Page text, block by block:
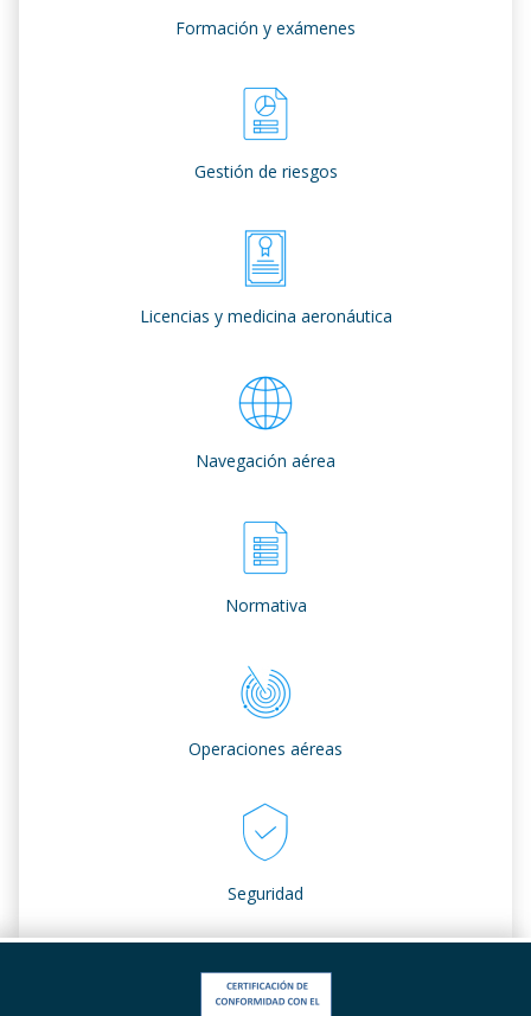
Formación y exámenes
Gestión de riesgos
Licencias y medicina aeronáutica
Navegación aérea
Normativa
Operaciones aéreas
Seguridad